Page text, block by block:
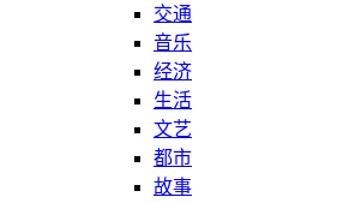
交通
音乐
经济
生活
文艺
都市
故事